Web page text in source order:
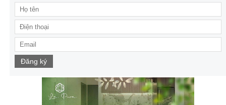
Đăng ký